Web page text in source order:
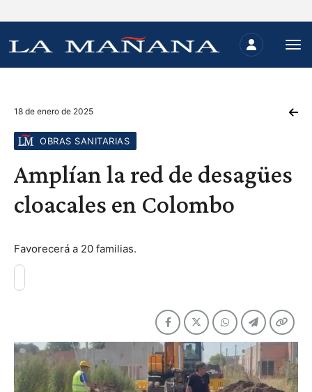
18 de enero de 2025
OBRAS SANITARIAS
Amplían la red de desagües
cloacales en Colombo
Favorecerá a 20 familias.